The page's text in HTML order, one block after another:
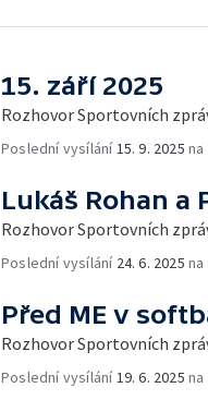
15. září 2025
Rozhovor Sportovních
Poslední vysílání 15. 9. 2025 na
Lukáš Rohan a
Rozhovor Sportovních
Poslední vysílání 24. 6. 2025 na
Před ME v
Rozhovor Sportovních
Poslední vysílání 19. 6. 2025 na